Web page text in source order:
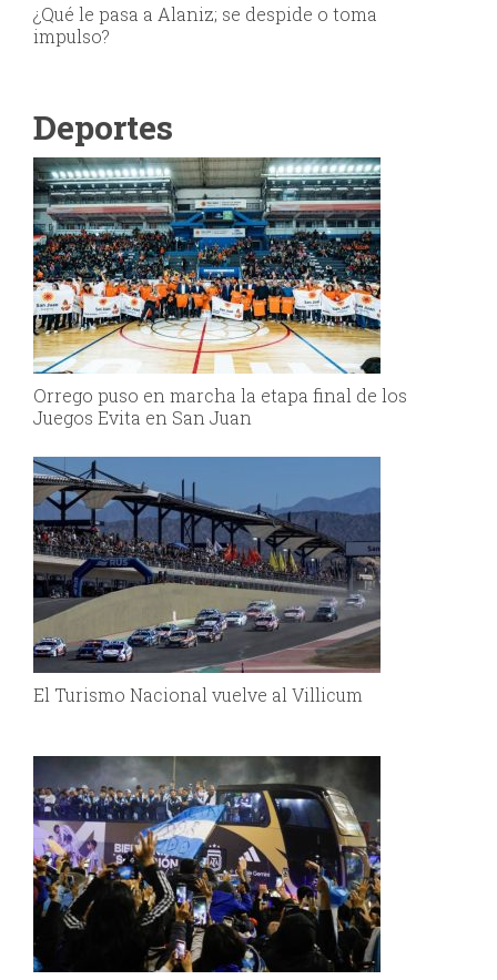
¿Qué le pasa a Alaniz; se despide o toma
impulso?
Deportes
Orrego puso en marcha la etapa final de los
Juegos Evita en San Juan
El Turismo Nacional vuelve al Villicum